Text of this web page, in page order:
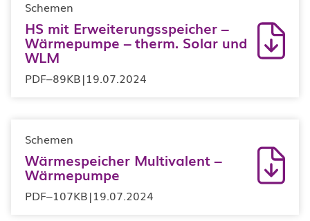
Schemen
HS mit Erweiterungsspeicher –
Wärmepumpe – therm. Solar und
WLM
PDF–89KB|19.07.2024
Schemen
Wärmespeicher Multivalent –
Wärmepumpe
PDF–107KB|19.07.2024